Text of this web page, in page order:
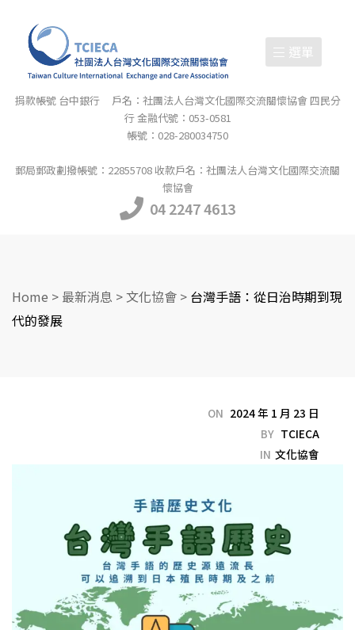
選單
捐款帳號 台中銀行 戶名：社團法人台灣文化國際交流關懷協會 四民分
行 金融代號：053-0581
帳號：028-280034750
郵局郵政劃撥帳號：22855708 收款戶名：社團法人台灣文化國際交流關
懷協會
04 2247 4613
Home > 最新消息 >文化協會 > 台灣手語：從日治時期到現
代的發展
ON 2024 年 1 月 23 日
BY TCIECA
IN 文化協會